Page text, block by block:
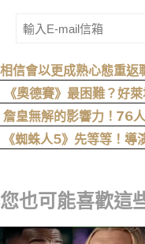
相信會以更成熟心態重返
《奧德賽》最困難？好
部電影
詹皇無解的影響力！76
《蜘蛛人5》先等等！導
您也可能喜歡這